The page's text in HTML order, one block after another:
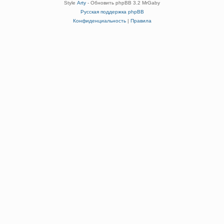
Style Arty - Обновить phpBB 3.2 MrGaby
Русская поддержка phpBB
Конфиденциальность| Правила